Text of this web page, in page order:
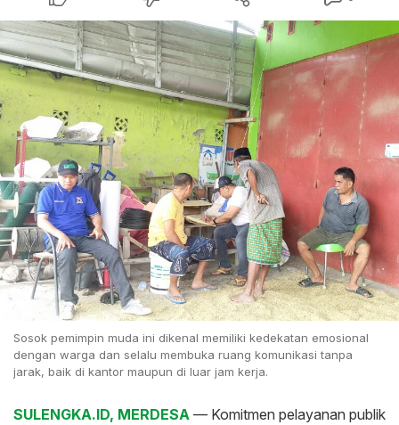
Sosok pemimpin muda ini dikenal memiliki kedekatan emosional
dengan warga dan selalu membuka ruang komunikasi tanpa
jarak, baik di kantor maupun di luar jam kerja.
SULENGKA.ID, MERDESA — Komitmen pelayanan publik